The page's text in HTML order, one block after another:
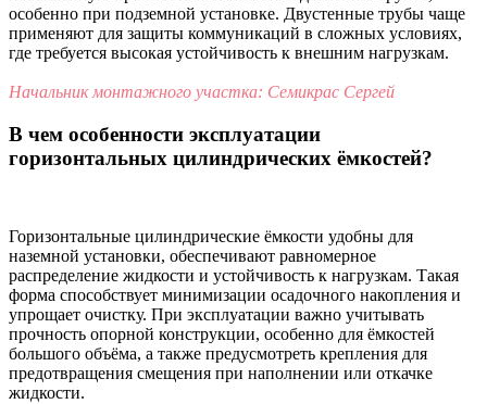
особенно при подземной установке. Двустенные трубы чаще
применяют для защиты коммуникаций в сложных условиях,
где требуется высокая устойчивость к внешним нагрузкам.
Начальник монтажного участка: Семикрас Сергей
В чем особенности эксплуатации
горизонтальных цилиндрических ёмкостей?
Горизонтальные цилиндрические ёмкости удобны для
наземной установки, обеспечивают равномерное
распределение жидкости и устойчивость к нагрузкам. Такая
форма способствует минимизации осадочного накопления и
упрощает очистку. При эксплуатации важно учитывать
прочность опорной конструкции, особенно для ёмкостей
большого объёма, а также предусмотреть крепления для
предотвращения смещения при наполнении или откачке
жидкости.